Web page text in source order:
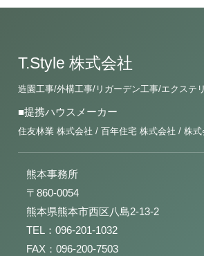
T.Style 株式会社
造園工事/外構工事/リガーデン工事/エクステ
■提携ハウスメーカー
住友林業 株式会社 / 百年住宅 株式会社 / 株
熊本事務所
〒860-0054
熊本県熊本市西区八島2-13-2
TEL：096-201-1032
FAX：096-200-7503